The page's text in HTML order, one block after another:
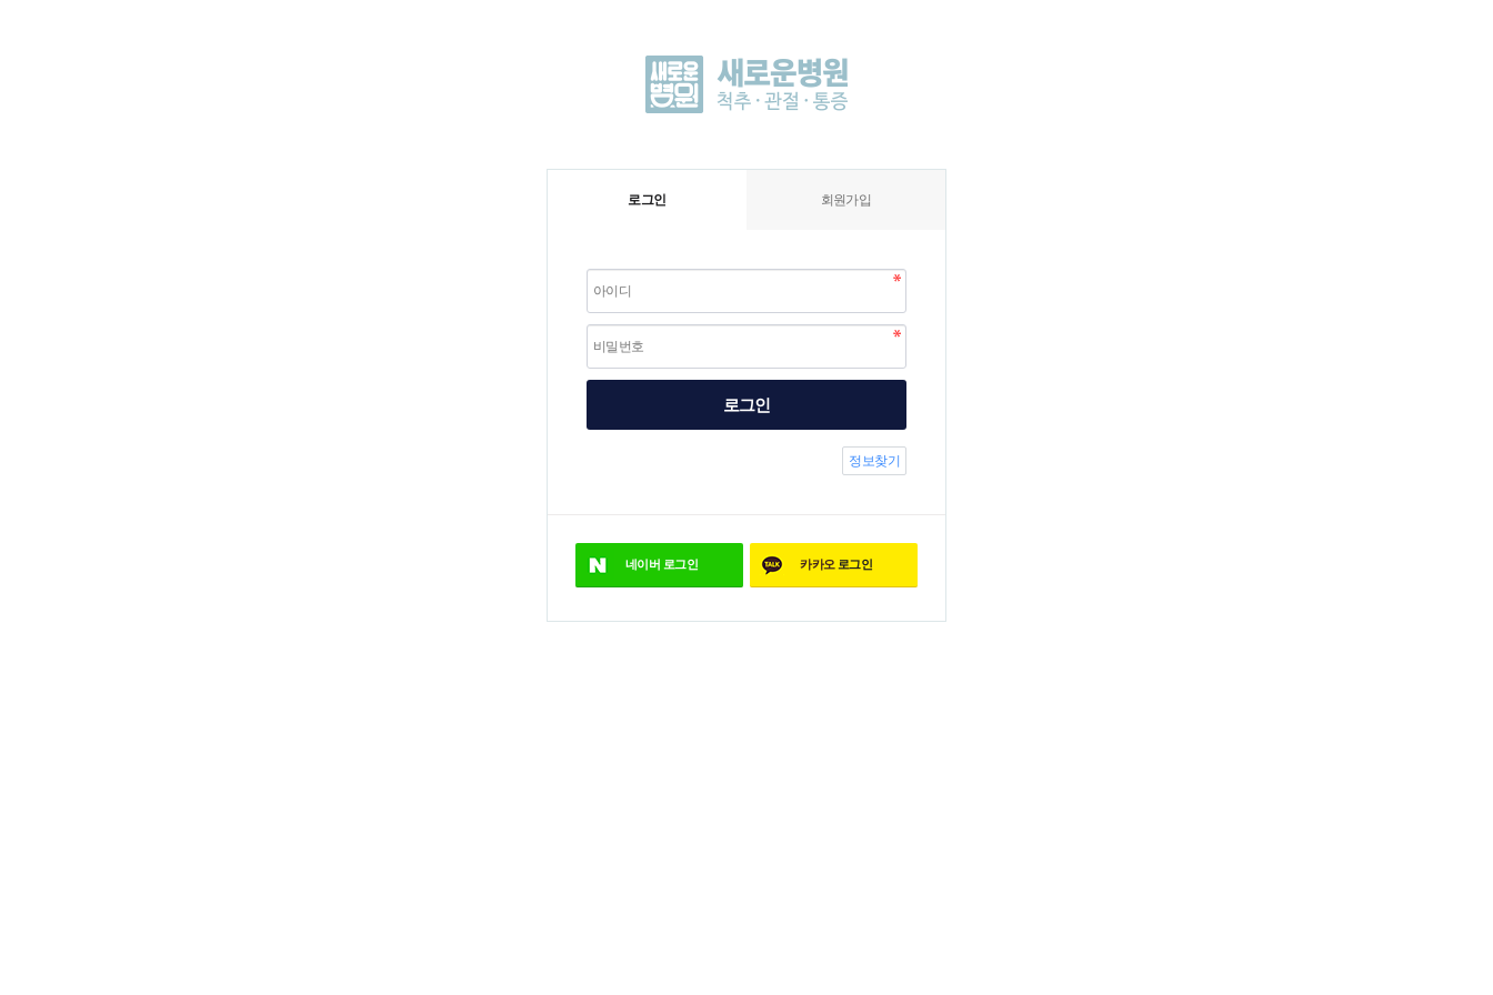
로그인 회원가입
로그인
정보찾기
네이버 로그인 카카오 로그인